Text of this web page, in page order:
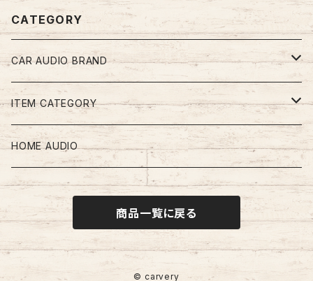
CATEGORY
CAR AUDIO BRAND
Audio Laboratoria
STEG
awave
ROCK POWER
DATASAT
ITEM CATEGORY
2wayスピーカー
3wayスピーカー
PLUG&PLAY カスタムフィットスピーカー
コアキシャルスピーカー
HOME AUDIO
商品一覧に戻る
© carvery